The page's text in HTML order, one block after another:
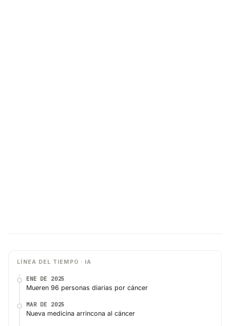
LÍNEA DEL TIEMPO · IA
ENE DE 2025
Mueren 96 personas diarias por cáncer
MAR DE 2025
Nueva medicina arrincona al cáncer